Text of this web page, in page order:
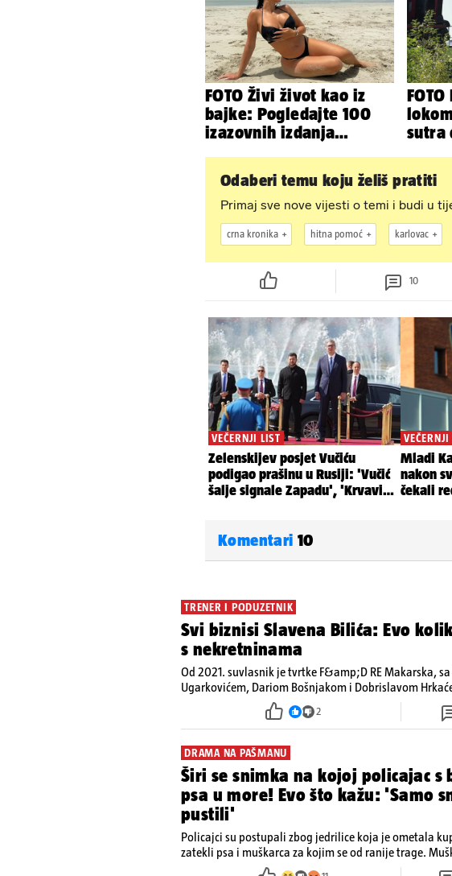
FOTO Živi život kao iz
bajke: Pogledajte 100
izazovnih izdanja
sutra
Odaberi temu koju želiš pratiti
Primaj sve nove vijesti o temi i budi u
crna kronika hitna pomoć karlovac
10
Komentari 10
TRENER I PODUZETNIK
Svi biznisi Slavena Bilića: Evo
s nekretninama
Od 2021. suvlasnik je tvrtke F&amp;D RE Makarska,
Ugarkovićem, Dariom Bošnjakom i Dobrislavom
registrirana za poslovanje nekretninama, a od osnutka
2
DRAMA NA PAŠMANU
Širi se snimka na kojoj policajac s
psa u more! Evo što kažu: 'Samo
pustili'
Policajci su postupali zbog jedrilice koja je ometala
zatekli psa i muškarca za kojim se od ranije trage.
otpor te su ga uhitili, a psa je preuzeo komunalni redar